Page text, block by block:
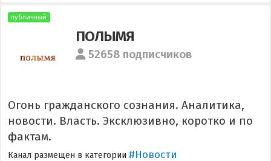
публичный
ПОЛЫМЯ
52658 подписчиков
Огонь гражданского сознания. Аналитика,
новости. Власть. Эксклюзивно, коротко и по
фактам.
Канал размещен в категории #Новости